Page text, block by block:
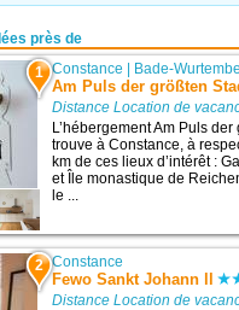
près de
1 Constance | Bade-
Am Puls der größten
Distance Location de
L’hébergement Am Puls
trouve à Constance, à
km de ces lieux d’intérêt :
et Île monastique de
le ...
2 Constance
Fewo Sankt Johann ll
Distance Location de